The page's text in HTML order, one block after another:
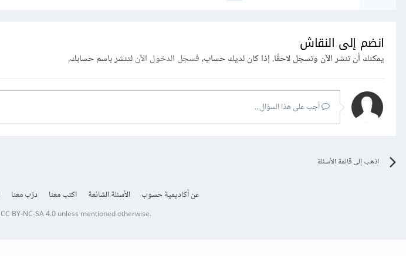
انضم إلى النقاش
يمكنك أن تنشر الآن وتسجل لاحقًا. إذا كان لديك حساب،فسجل الدخول الآنلتنشر باسم حسابك.
أجب على هذا السؤال...
اذهب إلى قائمة الأسئلة
عن أكاديمية حسوب الأسئلة الشائعة اكتب معنا درّب معنا
CC BY-NC-SA 4.0unless mentioned otherwise.